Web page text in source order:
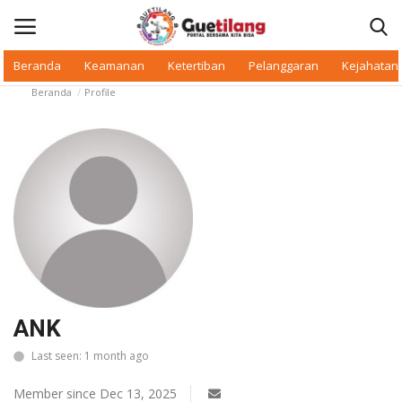
Beranda Keamanan Ketertiban Pelanggaran Kejahatan
Beranda
Daerah
Makan Bergizi
Warkop Digital
Pelanggaran
Ketertiban
Beranda Profile
ANK
Last seen: 1 month ago
Member since Dec 13, 2025